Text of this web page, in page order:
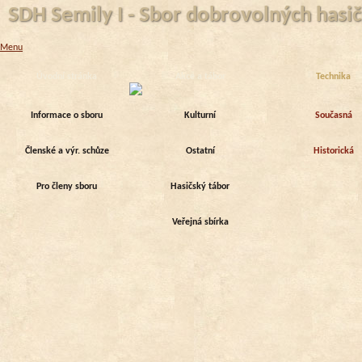
Menu
Informace o sboru
Členské a výr. schůze
Pro členy sboru
Kulturní
Ostatní
Hasičský tábor
Veřejná sbírka
Technika
Současná
Historická
SDH Semily I - Sbor dobrovolných